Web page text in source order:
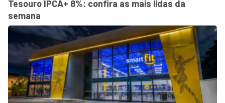
Tesouro IPCA+ 8%: confira as mais lidas da
semana